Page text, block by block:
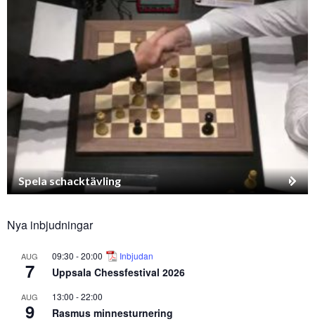
Spela schacktävling
Nya inbjudningar
AUG
7
09:30 -20:00 Inbjudan
Uppsala Chessfestival 2026
AUG
9
13:00 -22:00
Rasmus minnesturnering